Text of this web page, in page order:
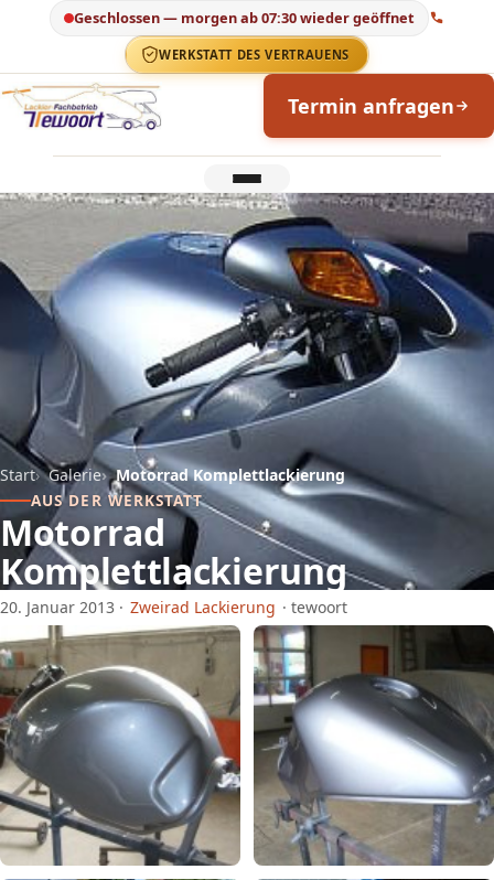
Geschlossen — morgen ab 07:30 wieder geöffnet +49 (0)
WERKSTATT DES VERTRAUENS
Termin anfragen
Menü
Start Galerie
Motorrad Komplettlackierung
AUS DER WERKSTATT
Motorrad
Komplettlackierung
20. Januar 2013 · Zweirad Lackierung · tewoort